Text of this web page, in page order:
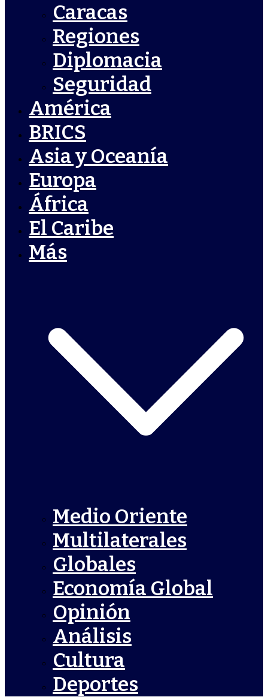
Caracas
Regiones
Diplomacia
Seguridad
América
BRICS
Asia y Oceanía
Europa
África
El Caribe
Más
Medio Oriente
Multilaterales
Globales
Economía Global
Opinión
Análisis
Cultura
Deportes